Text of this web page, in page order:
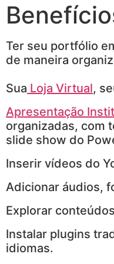
Ter seu portfólio
de maneira
Sua Loja Virtual,
Apresentação
organizadas, com
slide show do
Inserir vídeos do
Adicionar áudios,
Explorar
Instalar plugins
idiomas.